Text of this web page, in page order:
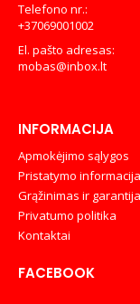
Telefono nr.:
+37069001002
El. pašto adresas:
mobas@inbox.lt
INFORMACIJA
Apmokėjimo sąlygos
Pristatymo informacija
Grąžinimas ir garantija
Privatumo politika
Kontaktai
FACEBOOK